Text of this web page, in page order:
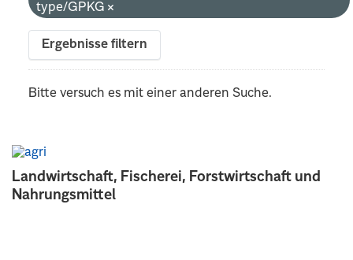
Landwirtschaft, Fischerei, Forstwirtschaft und
Nahrungsmittel
type/GPKG
Ergebnisse filtern
Bitte versuch es mit einer anderen Suche.